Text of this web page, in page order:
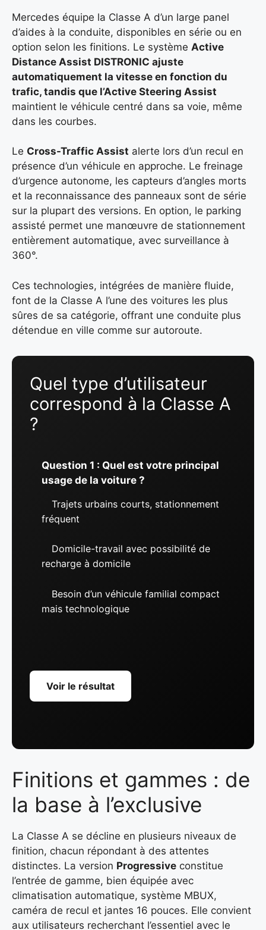
Mercedes équipe la Classe A d’un large panel
d’aides à la conduite, disponibles en série ou en
option selon les finitions. Le système Active
Distance Assist DISTRONIC ajuste
automatiquement la vitesse en fonction du
trafic, tandis que l’Active Steering Assist
maintient le véhicule centré dans sa voie, même
dans les courbes.
Le Cross-Traffic Assist alerte lors d’un recul en
présence d’un véhicule en approche. Le freinage
d’urgence autonome, les capteurs d’angles morts
et la reconnaissance des panneaux sont de série
sur la plupart des versions. En option, le parking
assisté permet une manœuvre de stationnement
entièrement automatique, avec surveillance à
360°.
Ces technologies, intégrées de manière fluide,
font de la Classe A l’une des voitures les plus
sûres de sa catégorie, offrant une conduite plus
détendue en ville comme sur autoroute.
Quel type d’utilisateur
correspond à la Classe A
?
Question 1 : Quel est votre principal
usage de la voiture ?
Trajets urbains courts, stationnement
fréquent
Domicile-travail avec possibilité de
recharge à domicile
Besoin d’un véhicule familial compact
mais technologique
Voir le résultat
Finitions et gammes : de
la base à l’exclusive
La Classe A se décline en plusieurs niveaux de
finition, chacun répondant à des attentes
distinctes. La version Progressive constitue
l’entrée de gamme, bien équipée avec
climatisation automatique, système MBUX,
caméra de recul et jantes 16 pouces. Elle convient
aux utilisateurs recherchant l’essentiel avec le